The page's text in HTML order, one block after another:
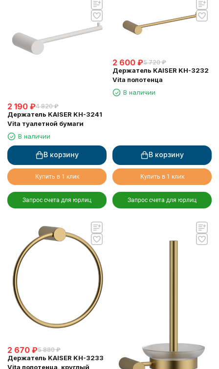
2 190 ₽4 820 ₽
Держатель KAISER KH-3241
Vita туалетной бумаги
В наличии
В корзину
Купить в 1 клик
Запрос счета для юрлиц
2 600 ₽5 720 ₽
Держатель KAISER KH-3232
Vita полотенца
В наличии
В корзину
Купить в 1 клик
Запрос счета для юрлиц
2 670 ₽5 880 ₽
Держатель KAISER KH-3233
Vita полотенца, круглый